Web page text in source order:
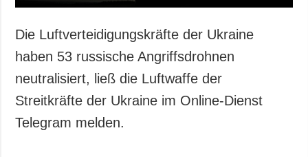
Die Luftverteidigungskräfte der Ukraine
haben 53 russische Angriffsdrohnen
neutralisiert, ließ die Luftwaffe der
Streitkräfte der Ukraine im Online-Dienst
Telegram melden.